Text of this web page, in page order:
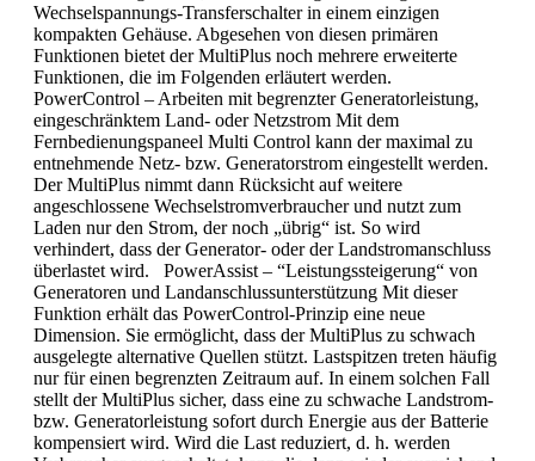
Wechselspannungs-Transferschalter in einem einzigen
kompakten Gehäuse. Abgesehen von diesen primären
Funktionen bietet der MultiPlus noch mehrere erweiterte
Funktionen, die im Folgenden erläutert werden.
PowerControl – Arbeiten mit begrenzter Generatorleistung,
eingeschränktem Land- oder Netzstrom Mit dem
Fernbedienungspaneel Multi Control kann der maximal zu
entnehmende Netz- bzw. Generatorstrom eingestellt werden.
Der MultiPlus nimmt dann Rücksicht auf weitere
angeschlossene Wechselstromverbraucher und nutzt zum
Laden nur den Strom, der noch „übrig“ ist. So wird
verhindert, dass der Generator- oder der Landstromanschluss
überlastet wird. PowerAssist – “Leistungssteigerung“ von
Generatoren und Landanschlussunterstützung Mit dieser
Funktion erhält das PowerControl-Prinzip eine neue
Dimension. Sie ermöglicht, dass der MultiPlus zu schwach
ausgelegte alternative Quellen stützt. Lastspitzen treten häufig
nur für einen begrenzten Zeitraum auf. In einem solchen Fall
stellt der MultiPlus sicher, dass eine zu schwache Landstrom-
bzw. Generatorleistung sofort durch Energie aus der Batterie
kompensiert wird. Wird die Last reduziert, d. h. werden